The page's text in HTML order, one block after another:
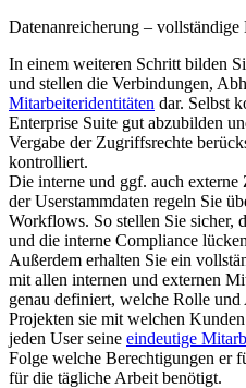
Datenanreicherung –
In einem weiteren Schritt bilden
und stellen die Verbindungen,
Mitarbeiteridentitäten dar. Selbst
Enterprise Suite gut abzubilden
Vergabe der Zugriffsrechte
kontrolliert.
Die interne und ggf. auch externe
der Userstammdaten regeln Sie
Workflows. So stellen Sie sicher,
und die interne Compliance
Außerdem erhalten Sie ein
mit allen internen und externen
genau definiert, welche Rolle
Projekten sie mit welchen
jeden User seine eindeutige
Folge welche Berechtigungen er
für die tägliche Arbeit benötigt.